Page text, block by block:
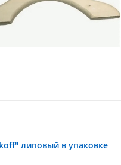
липовый в упаковке